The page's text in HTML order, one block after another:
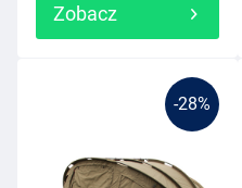
Zobacz
-28%